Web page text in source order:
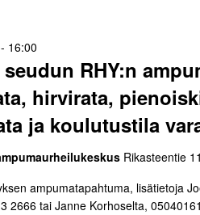
RHY:n
hirvirata,
ja koulutustila
- 16:00
Rikasteentie
ampumatapahtuma, lisätietoja
2666 tai Janne Korhoselta,